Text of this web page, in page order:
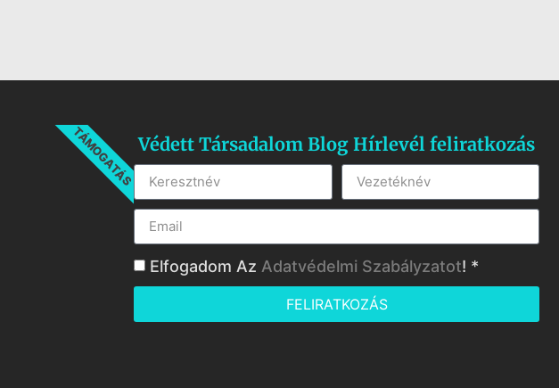
TÁMOGATÁSVédett Társadalom Blog Hírlevél feliratkozás
Elfogadom Az Adatvédelmi Szabályzatot! *
FELIRATKOZÁS